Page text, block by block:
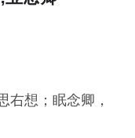
右想；眠念卿，